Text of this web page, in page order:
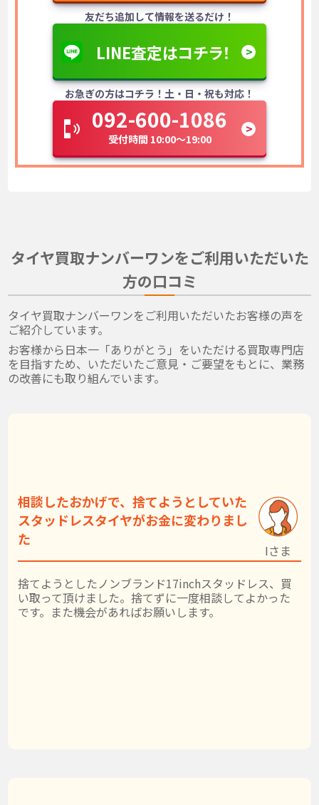
友だち追加して情報を送るだけ！
LINE査定はコチラ！
お急ぎの方はコチラ！土・日・祝も対応！
092-600-1086
受付時間 10:00～19:00
タイヤ買取ナンバーワンをご利用いただいた
方の口コミ
タイヤ買取ナンバーワンをご利用いただいたお客様の声を
ご紹介しています。
お客様から日本一「ありがとう」をいただける買取専門店
を目指すため、いただいたご意見・ご要望をもとに、業務
の改善にも取り組んでいます。
相談したおかげで、捨てようとしていた
スタッドレスタイヤがお金に変わりまし
た
捨てようとしたノンブランド17inchスタッドレス、買
い取って頂けました。捨てずに一度相談してよかった
です。また機会があればお願いします。
Iさま